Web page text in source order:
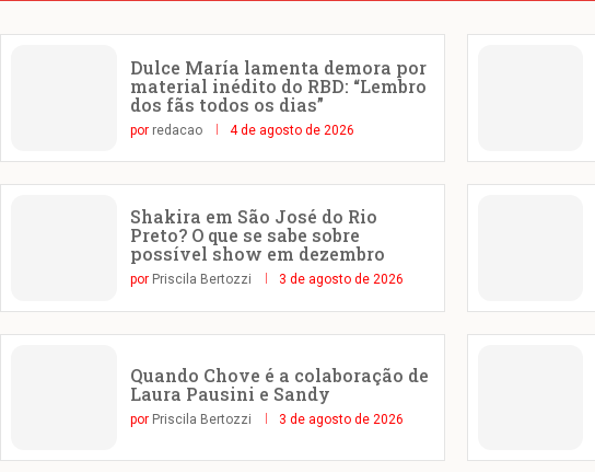
Dulce María lamenta demora por
material inédito do RBD: “Lembro
dos fãs todos os dias”
por redacao 4 de agosto de 2026
Shakira em São José do Rio
Preto? O que se sabe sobre
possível show em dezembro
por Priscila Bertozzi 3 de agosto de 2026
Quando Chove é a colaboração de
Laura Pausini e Sandy
por Priscila Bertozzi 3 de agosto de 2026